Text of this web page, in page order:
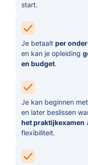
start.
Je betaalt per
en kan je opleiding
en budget.
Je kan beginnen met
en later beslissen
het praktijkexamen
flexibiliteit.